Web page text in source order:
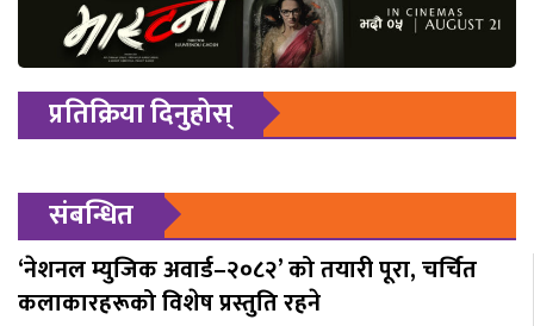
प्रतिक्रिया दिनुहोस्
संबन्धित
‘नेशनल म्युजिक अवार्ड–२०८२’ को तयारी पूरा, चर्चित
कलाकारहरूको विशेष प्रस्तुति रहने